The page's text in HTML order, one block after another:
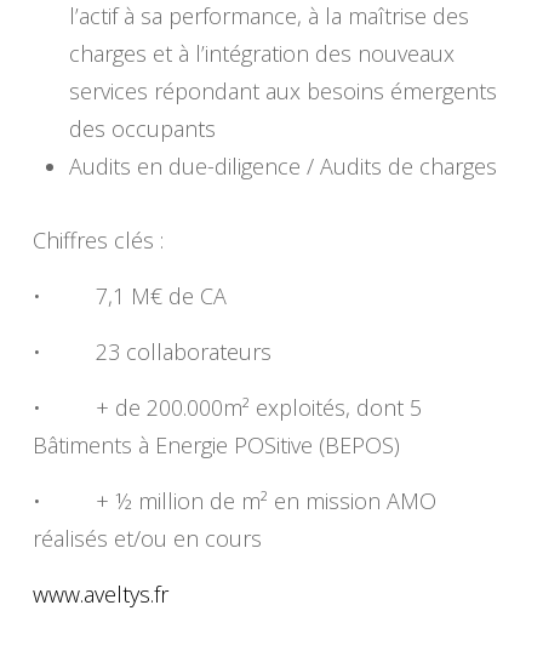
l’actif à sa performance, à la maîtrise des
charges et à l’intégration des nouveaux
services répondant aux besoins émergents
des occupants
Audits en due-diligence / Audits de charges
Chiffres clés :
• 7,1 M€ de CA
• 23 collaborateurs
• + de 200.000m² exploités, dont 5
Bâtiments à Energie POSitive (BEPOS)
• + ½ million de m² en mission AMO
réalisés et/ou en cours
www.aveltys.fr